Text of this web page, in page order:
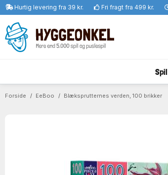
Hurtig levering fra 39 kr. Fri fragt fra 499 kr.
Spil
Forside EeBoo Blæksprutternes verden, 100 brikker